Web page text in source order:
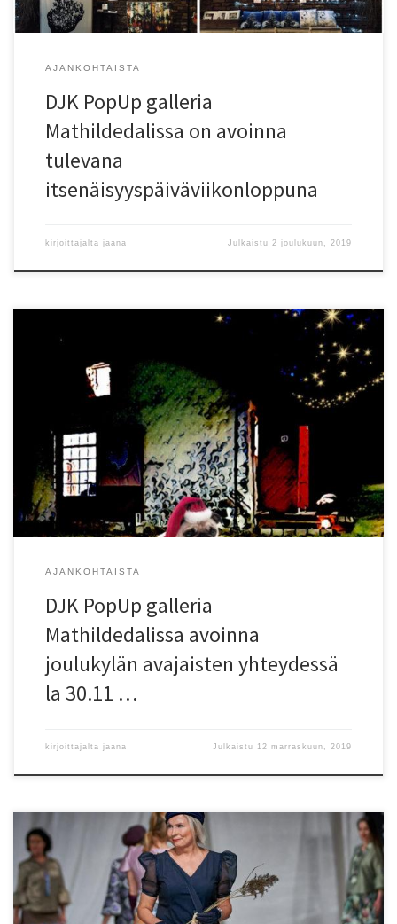
AJANKOHTAISTA
DJK PopUp galleria
Mathildedalissa on avoinna
tulevana
itsenäisyyspäiväviikonloppuna
kirjoittajalta jaana Julkaistu 2 joulukuun, 2019
DJK PopUp galleria Mathildedalin (Salo) ruukinrannan alpakka-
aitauksessa avaa ovensa joulukylän avajaisten aikaan la 30.11 klo
12-16 (sään salliessa klo 18 asti). Tervetuloa nauttimaan
tunnelmasta ja tekemään persoonallisia lahjalöytöjä:
sisustustauluja, valokuvatauluja, tyynyjä, pussukoita, postikortteja…
(joissa monissa Mathildedal aiheita). Pientä tarjoilua. Muistathan
että DJK kankaita ja tekstiilituotteita voi tilata myös suoraan
painosta: elobina.fi/tuote-osasto/suunnittelijat/djk-design
AJANKOHTAISTA
DJK PopUp galleria
Mathildedalissa avoinna
joulukylän avajaisten yhteydessä
la 30.11 …
kirjoittajalta jaana Julkaistu 12 marraskuun, 2019
DJK Design Jaana Kähönen osallistui kuudella asukokonaisuudella
ja sisääntulolla Fashion Show by Fashion Teamin suureen
muotinäytökseen Turun Messukeskuksessa viikonloppuna 25-27.10.